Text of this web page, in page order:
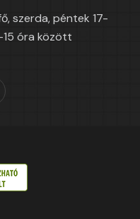
szerda, péntek 17-
15 óra között